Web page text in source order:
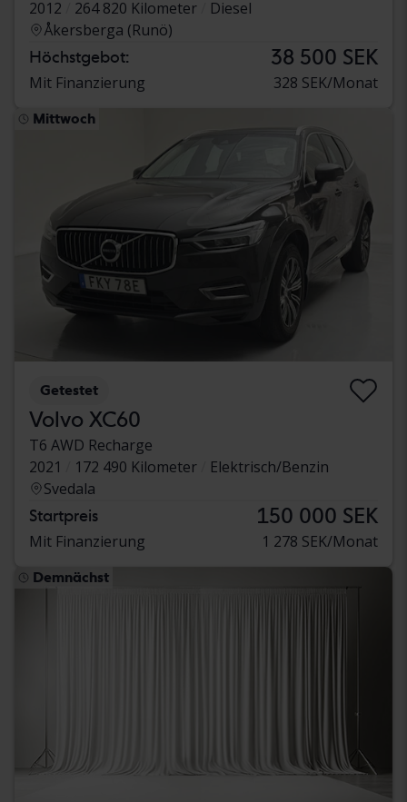
2012
264 820 Kilometer
Diesel
Åkersberga (Runö)
Höchstgebot: 38 500 SEK
Mit Finanzierung 328 SEK/Monat
Mittwoch
Getestet
Volvo XC60
T6 AWD Recharge
2021
172 490 Kilometer
Elektrisch/Benzin
Svedala
Startpreis 150 000 SEK
Mit Finanzierung 1 278 SEK/Monat
Demnächst